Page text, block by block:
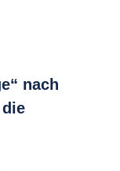
nach